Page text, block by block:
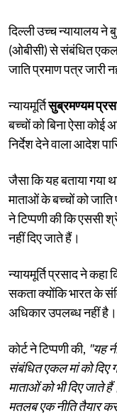
दिल्ली उच्च न्यायालय ने
(ओबीसी) से संबंधित एकल
जाति प्रमाण पत्र जारी
न्यायमूर्तिसुब्रमण्यम
बच्चों को बिना ऐसा
निर्देश देने वाला आदेश
जैसा कि यह बताया गया
माताओं के बच्चों को जाति
ने टिप्पणी की कि एससी
नहीं दिए जाते हैं।
न्यायमूर्ति प्रसाद ने कहा
सकता क्योंकि भारत के
अधिकार उपलब्ध नहीं है।
कोर्ट ने टिप्पणी की, "यह
संबंधित एकल मां को दिए
माताओं को भी दिए जाते
मतलब एक नीति तैयार